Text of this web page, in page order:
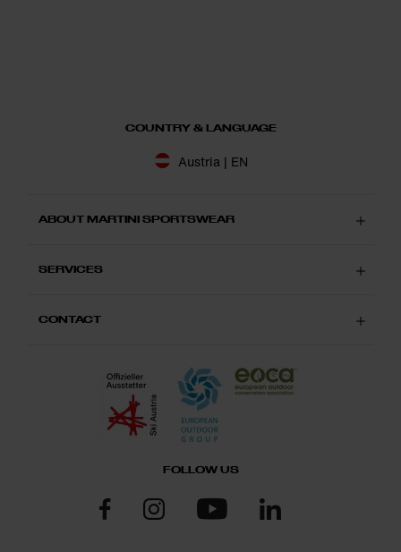
COUNTRY & LANGUAGE
Austria | EN
ABOUT MARTINI SPORTSWEAR
SERVICES
CONTACT
FOLLOW US